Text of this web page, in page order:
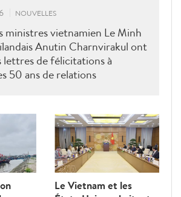
NOUVELLES
ministres vietnamien Le Minh
Anutin Charnvirakul ont
lettres de félicitations à
50 ans de relations
Le Vietnam et les